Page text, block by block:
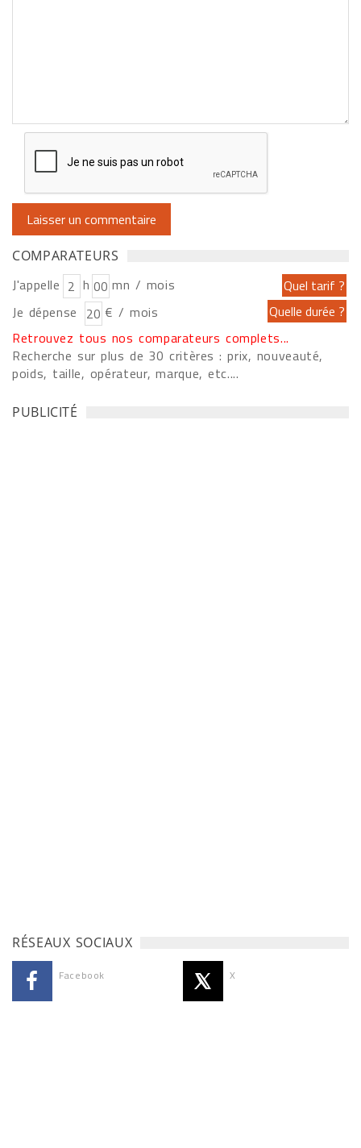
COMPARATEURS
J'appelle h
mn / mois
Je dépense
€ / mois
Retrouvez tous nos comparateurs complets...
Recherche sur plus de 30 critères : prix, nouveauté,
poids, taille, opérateur, marque, etc....
PUBLICITÉ
RÉSEAUX SOCIAUX
Facebook X